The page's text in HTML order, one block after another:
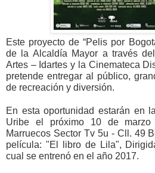
Este proyecto de “Pelis por
de la Alcaldía Mayor a través
Artes – Idartes y la Cinemateca
pretende entregar al público,
de recreación y diversión.
En esta oportunidad estarán en
Uribe el próximo 10 de
Marruecos Sector Tv 5u - Cll. 49
película: "El libro de Lila",
cual se entrenó en el año 2017.